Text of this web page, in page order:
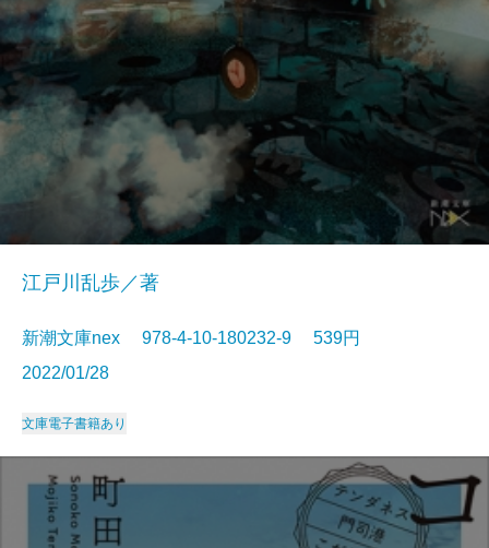
江戸川乱歩／著
新潮文庫nex 978-4-10-180232-9 539円
2022/01/28
文庫電子書籍あり